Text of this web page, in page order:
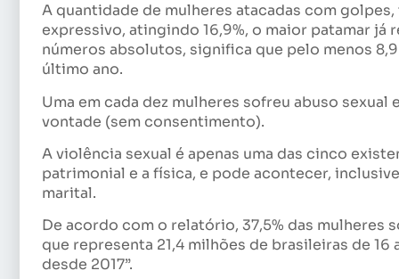
A quantidade de mulheres atacadas com
expressivo, atingindo 16,9%, o maior patamar
números absolutos, significa que pelo menos
último ano.
Uma em cada dez mulheres sofreu abuso
vontade (sem consentimento).
A violência sexual é apenas uma das cinco
patrimonial e a física, e pode acontecer,
marital.
De acordo com o relatório, 37,5% das mulheres
que representa 21,4 milhões de brasileiras de
desde 2017”.